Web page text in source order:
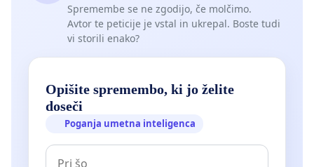
Spremembe se ne zgodijo, če molčimo.
Avtor te peticije je vstal in ukrepal. Boste tudi
vi storili enako?
Opišite spremembo, ki jo želite
doseči
Poganja umetna inteligenca